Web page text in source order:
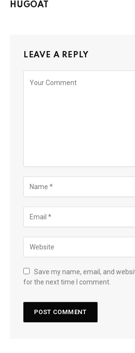
HUGOAT
LEAVE A REPLY
Save my name, email, and
for the next time I comment.